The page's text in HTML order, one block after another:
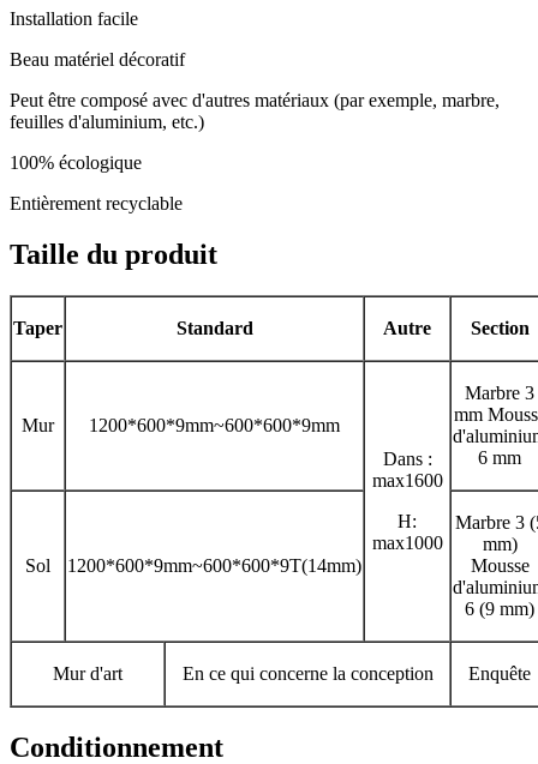
Installation facile
Beau matériel décoratif
Peut être composé avec d'autres matériaux (par exemple, marbre,
feuilles d'aluminium, etc.)
100% écologique
Entièrement recyclable
Taille du produit
Taper Standard Autre Section
Mur
1200*600*9mm~600*600*9mm
Dans :
max1600
H:
max1000
Marbre 3
mm
6 mm
Sol 1200*600*9mm~600*600*9T(14mm)
Marbre 3
mm)
Mousse
6 (9 mm)
Mur d'art En ce qui concerne la conception Enquête
Conditionnement